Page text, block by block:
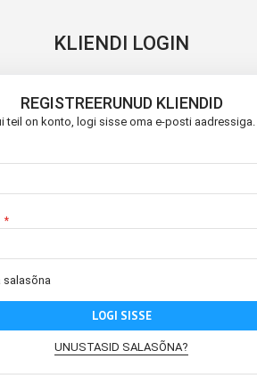
KLIENDI LOGIN
REGISTREERUNUD KLIENDID
teil on konto, logi sisse oma e-posti aadressiga.
salasõna
LOGI SISSE
UNUSTASID SALASÕNA?